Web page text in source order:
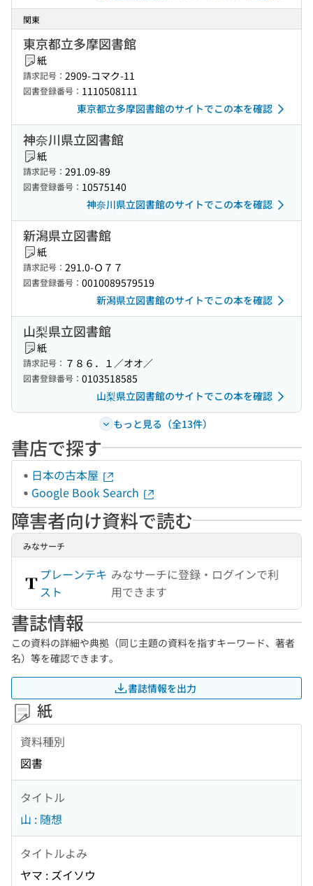
関東
東京都立多摩図書館
紙
請求記号： 2909-コマク-11
図書登録番号： 1110508111
東京都立多摩図書館のサイトでこの本を確認
神奈川県立図書館
紙
請求記号： 291.09-89
図書登録番号： 10575140
神奈川県立図書館のサイトでこの本を確認
新潟県立図書館
紙
請求記号： 291.0-Ｏ７７
図書登録番号： 0010089579519
新潟県立図書館のサイトでこの本を確認
山梨県立図書館
紙
請求記号： ７８６．１／オオ／
図書登録番号： 0103518585
山梨県立図書館のサイトでこの本を確認
もっと見る（全13件）
書店で探す
日本の古本屋
Google Book Search
障害者向け資料で読む
みなサーチ
プレーンテキ
スト
みなサーチに登録・ログインで利
用できます
書誌情報
この資料の詳細や典拠（同じ主題の資料を指すキーワード、著者
名）等を確認できます。
書誌情報を出力
紙
資料種別
図書
タイトル
山 : 随想
タイトルよみ
ヤマ : ズイソウ